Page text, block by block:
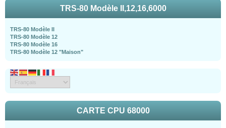
TRS-80 Modèle II,12,16,6000
TRS-80 Modèle II
TRS-80 Modèle 12
TRS-80 Modèle 16
TRS-80 Modèle 12 "Maison"
CARTE CPU 68000